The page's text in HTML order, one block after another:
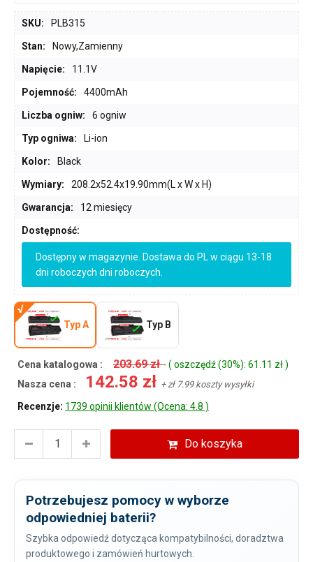
SKU: PLB315
Stan: Nowy,Zamienny
Napięcie: 11.1V
Pojemność: 4400mAh
Liczba ogniw: 6 ogniw
Typ ogniwa: Li-ion
Kolor: Black
Wymiary: 208.2x52.4x19.90mm(L x W x H)
Gwarancja: 12 miesięcy
Dostępność:
Dostępny w magazynie. Dostawa do PL w ciągu 13-18
dni roboczych dni roboczych.
Typ A Typ B
Cena katalogowa : 203.69 zł- ( oszczędź (30%): 61.11 zł )
Nasza cena :
142.58 zł + zł 7.99 koszty wysyłki
Recenzje: 1739 opinii klientów (Ocena: 4.8 )
Do koszyka
Potrzebujesz pomocy w wyborze
odpowiedniej baterii?
Szybka odpowiedź dotycząca kompatybilności, doradztwa
produktowego i zamówień hurtowych.